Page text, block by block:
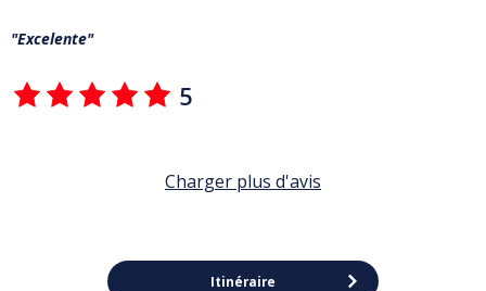
Excelente
5
Charger plus d'avis
Itinéraire